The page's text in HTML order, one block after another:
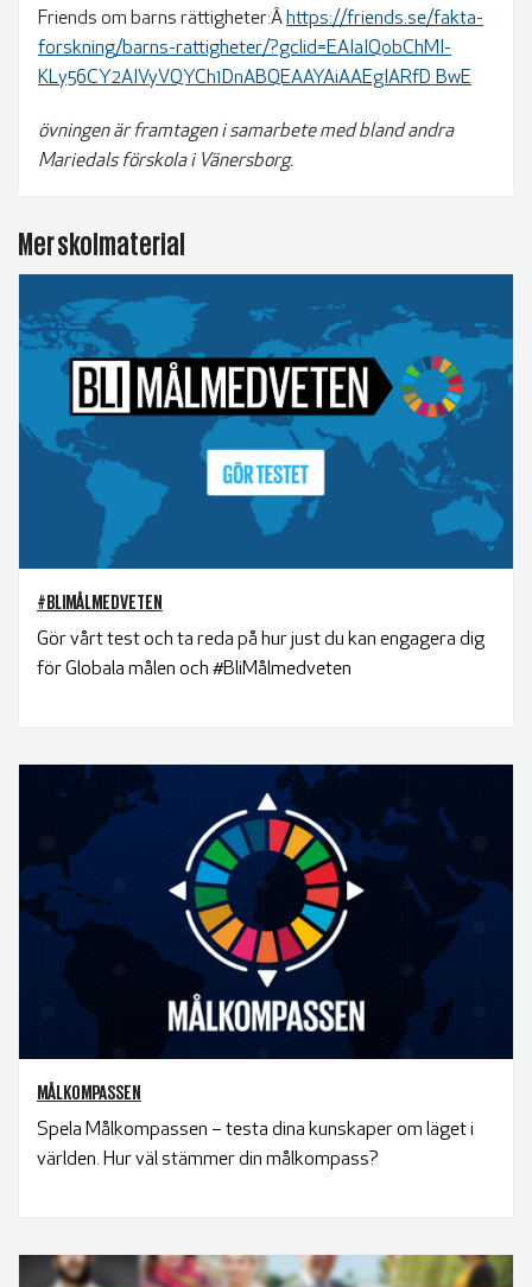
Friends om barns rättigheter:Â https://friends.se/fakta-
forskning/barns-rattigheter/?gclid=EAIaIQobChMI-
KLy56CY2AIVyVQYCh1DnABQEAAYAiAAEgIARfD_BwE
övningen är framtagen i samarbete med bland andra
Mariedals förskola i Vänersborg.
Mer skolmaterial
#BLIMÅLMEDVETEN
Gör vårt test och ta reda på hur just du kan engagera dig
för Globala målen och #BliMålmedveten
MÅLKOMPASSEN
Spela Målkompassen – testa dina kunskaper om läget i
världen. Hur väl stämmer din målkompass?